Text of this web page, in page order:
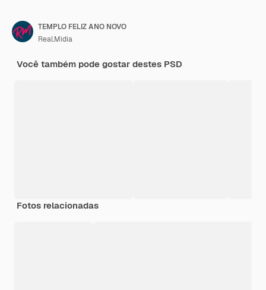
TEMPLO FELIZ ANO NOVO
Real.Midia
Você também pode gostar destes PSD
Fotos relacionadas